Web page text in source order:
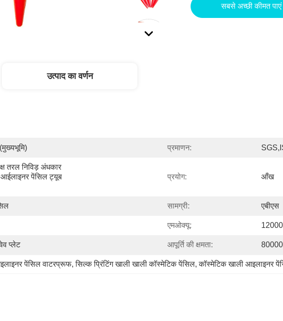
सबसे अच्छी कीमत पाएं
उत्पाद का वर्णन
प्रमाणन:
तरल निविड़ अंधकार
आईलाइनर पेंसिल ट्यूब
प्रयोग: आँख
सामग्री: एबीएस
एमओक्यू: 12000
प्लेट आपूर्ति की क्षमता:
पेंसिल वाटरप्रूफ, सिल्क प्रिंटिंग खाली खाली कॉस्मेटिक पेंसिल, कॉस्मेटिक खाली आइलाइनर